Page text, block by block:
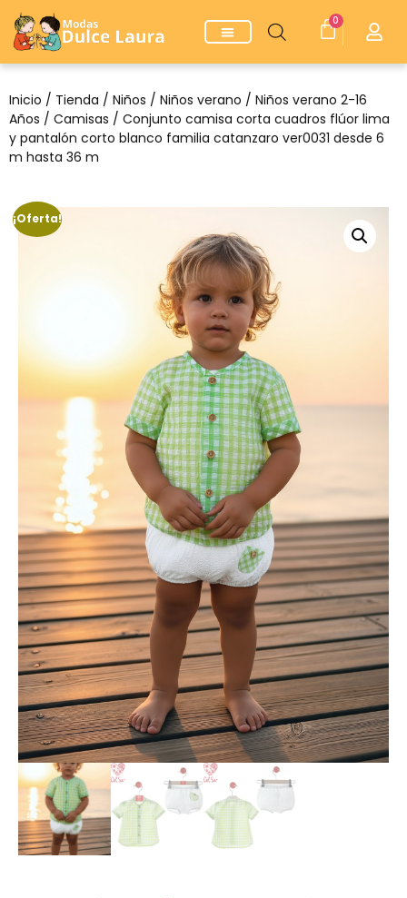
0
Inicio / Tienda / Niños / Niños verano / Niños verano 2-16
Años / Camisas / Conjunto camisa corta cuadros flúor lima
y pantalón corto blanco familia catanzaro ver0031 desde 6
m hasta 36 m
¡Oferta!